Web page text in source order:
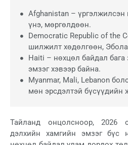
Afghanistan – үргэлжилсэн
үнэ, мөргөлдөөн.
Democratic Republic of the
шилжилт хөдөлгөөн,
Haiti – нөхцөл байдал бага
эмзэг хэвээр байна.
Myanmar, Mali, Lebanon
мөн эрсдэлтэй бүсүүдийн
Тайланд онцолсноор, 2026
дэлхийн хамгийн эмзэг бүс